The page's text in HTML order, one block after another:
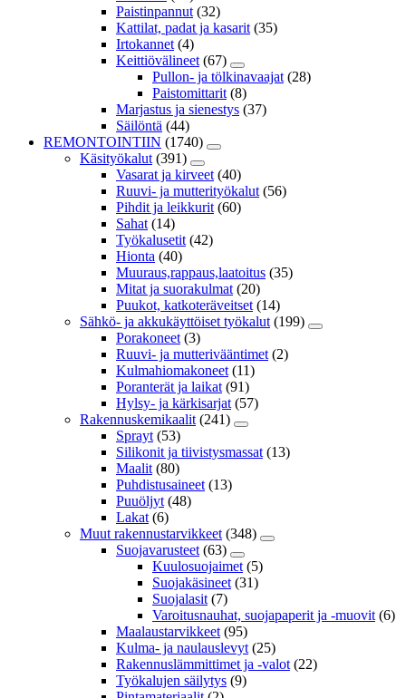
Paistinpannut (32)
Kattilat, padat ja kasarit (35)
Irtokannet (4)
Keittiövälineet (67)
Pullon- ja tölkinavaajat (28)
Paistomittarit (8)
Marjastus ja sienestys (37)
Säilöntä (44)
REMONTOINTIIN (1740)
Käsityökalut (391)
Vasarat ja kirveet (40)
Ruuvi- ja mutterityökalut (56)
Pihdit ja leikkurit (60)
Sahat (14)
Työkalusetit (42)
Hionta (40)
Muuraus,rappaus,laatoitus (35)
Mitat ja suorakulmat (20)
Puukot, katkoteräveitset (14)
Sähkö- ja akkukäyttöiset työkalut (199)
Porakoneet (3)
Ruuvi- ja mutterivääntimet (2)
Kulmahiomakoneet (11)
Poranterät ja laikat (91)
Hylsy- ja kärkisarjat (57)
Rakennuskemikaalit (241)
Sprayt (53)
Silikonit ja tiivistysmassat (13)
Maalit (80)
Puhdistusaineet (13)
Puuöljyt (48)
Lakat (6)
Muut rakennustarvikkeet (348)
Suojavarusteet (63)
Kuulosuojaimet (5)
Suojakäsineet (31)
Suojalasit (7)
Varoitusnauhat, suojapaperit ja -muovit (6)
Maalaustarvikkeet (95)
Kulma- ja naulauslevyt (25)
Rakennuslämmittimet ja -valot (22)
Työkalujen säilytys (9)